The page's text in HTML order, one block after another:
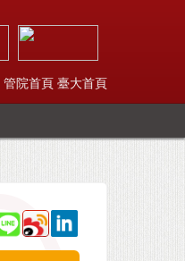
管院首頁 臺大首頁